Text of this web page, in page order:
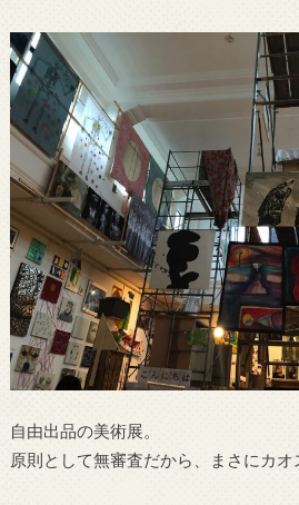
自由出品の美術展。
原則として無審査だから、まさにカオ